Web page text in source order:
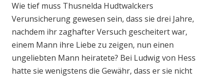
Wie tief muss Thusnelda Hudtwalckers
Verunsicherung gewesen sein, dass sie drei Jahre,
nachdem ihr zaghafter Versuch gescheitert war,
einem Mann ihre Liebe zu zeigen, nun einen
ungeliebten Mann heiratete? Bei Ludwig von Hess
hatte sie wenigstens die Gewähr, dass er sie nicht